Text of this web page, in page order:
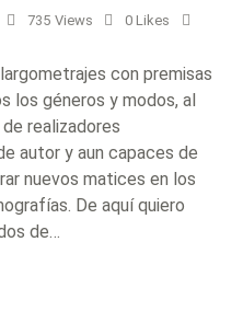
735 Views 0 Likes
con premisas
los géneros y modos, al
realizadores
autor y aun capaces de
nuevos matices en los
De aquí quiero
de…